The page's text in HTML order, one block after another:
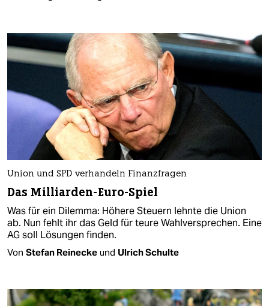
Union und SPD verhandeln Finanzfragen
Das Milliarden-Euro-Spiel
Was für ein Dilemma: Höhere Steuern lehnte die Union
ab. Nun fehlt ihr das Geld für teure Wahlversprechen. Eine
AG soll Lösungen finden.
Von Stefan Reinecke und Ulrich Schulte